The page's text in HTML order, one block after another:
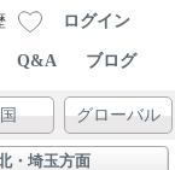
ログイン
Q&A ブログ
グローバル
・埼玉方面